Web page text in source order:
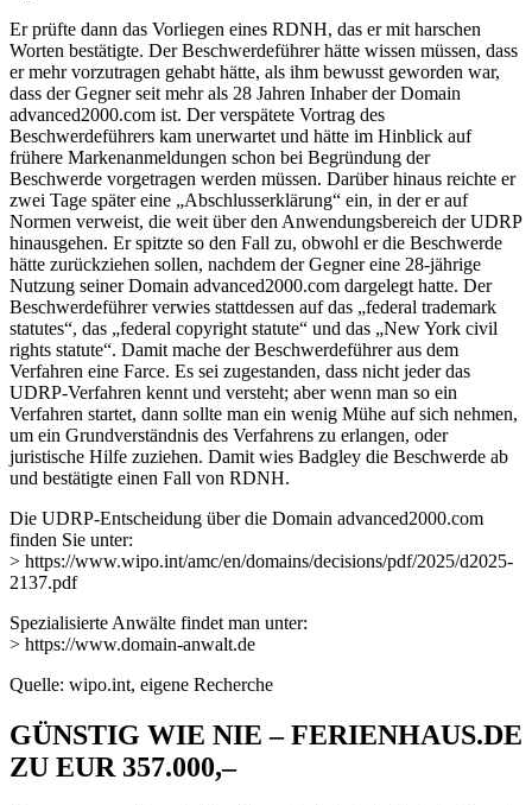
Er prüfte dann das Vorliegen eines RDNH, das er mit harschen
Worten bestätigte. Der Beschwerdeführer hätte wissen müssen, dass
er mehr vorzutragen gehabt hätte, als ihm bewusst geworden war,
dass der Gegner seit mehr als 28 Jahren Inhaber der Domain
advanced2000.com ist. Der verspätete Vortrag des
Beschwerdeführers kam unerwartet und hätte im Hinblick auf
frühere Markenanmeldungen schon bei Begründung der
Beschwerde vorgetragen werden müssen. Darüber hinaus reichte er
zwei Tage später eine „Abschlusserklärung“ ein, in der er auf
Normen verweist, die weit über den Anwendungsbereich der UDRP
hinausgehen. Er spitzte so den Fall zu, obwohl er die Beschwerde
hätte zurückziehen sollen, nachdem der Gegner eine 28-jährige
Nutzung seiner Domain advanced2000.com dargelegt hatte. Der
Beschwerdeführer verwies stattdessen auf das „federal trademark
statutes“, das „federal copyright statute“ und das „New York civil
rights statute“. Damit mache der Beschwerdeführer aus dem
Verfahren eine Farce. Es sei zugestanden, dass nicht jeder das
UDRP-Verfahren kennt und versteht; aber wenn man so ein
Verfahren startet, dann sollte man ein wenig Mühe auf sich nehmen,
um ein Grundverständnis des Verfahrens zu erlangen, oder
juristische Hilfe zuziehen. Damit wies Badgley die Beschwerde ab
und bestätigte einen Fall von RDNH.
Die UDRP-Entscheidung über die Domain advanced2000.com
finden Sie unter:
> https://www.wipo.int/amc/en/domains/decisions/pdf/2025/d2025-
2137.pdf
Spezialisierte Anwälte findet man unter:
> https://www.domain-anwalt.de
Quelle: wipo.int, eigene Recherche
GÜNSTIG WIE NIE – FERIENHAUS.DE
ZU EUR 357.000,–